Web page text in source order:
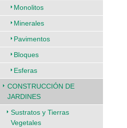
Monolitos
Minerales
Pavimentos
Bloques
Esferas
CONSTRUCCIÓN DE
JARDINES
Sustratos y Tierras
Vegetales